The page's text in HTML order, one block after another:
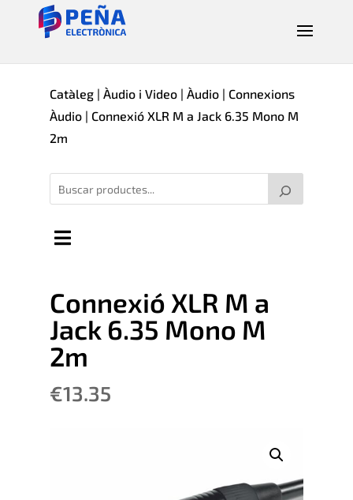
Catàleg| Àudio i Video| Àudio| Connexions
Àudio| Connexió XLR M a Jack 6.35 Mono M
2m
Connexió XLR M a
Jack 6.35 Mono M
2m
€13.35